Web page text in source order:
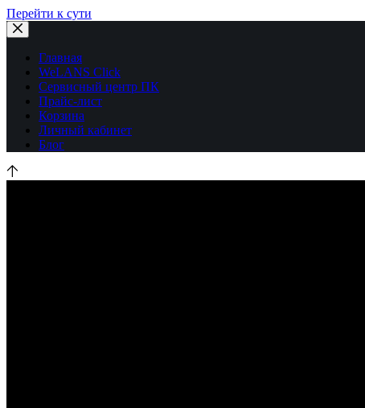
Перейти к сути
Главная
WeLANS Click
Сервисный центр ПК
Прайс-лист
Корзина
Личный кабинет
Блог